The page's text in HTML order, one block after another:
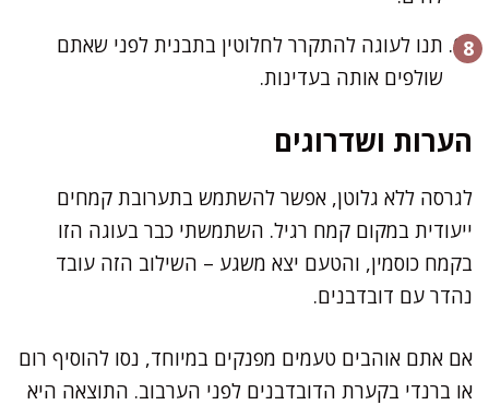
תנו לעוגה להתקרר לחלוטין בתבנית לפני שאתם
שולפים אותה בעדינות.
הערות ושדרוגים
לגרסה ללא גלוטן, אפשר להשתמש בתערובת קמחים
ייעודית במקום קמח רגיל. השתמשתי כבר בעוגה הזו
בקמח כוסמין, והטעם יצא משגע – השילוב הזה עובד
נהדר עם דובדבנים.
אם אתם אוהבים טעמים מפנקים במיוחד, נסו להוסיף רום
או ברנדי בקערת הדובדבנים לפני הערבוב. התוצאה היא